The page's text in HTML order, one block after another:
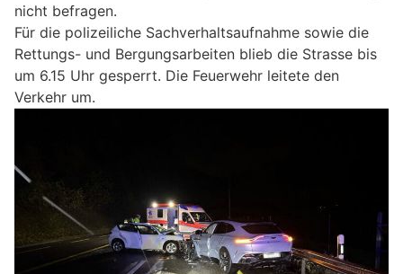
nicht befragen.
Für die polizeiliche Sachverhaltsaufnahme sowie die
Rettungs- und Bergungsarbeiten blieb die Strasse bis
um 6.15 Uhr gesperrt. Die Feuerwehr leitete den
Verkehr um.